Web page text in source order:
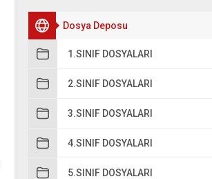
Dosya Deposu
1.SINIF DOSYALARI
2.SINIF DOSYALARI
3.SINIF DOSYALARI
4.SINIF DOSYALARI
5.SINIF DOSYALARI
C Alt geçit